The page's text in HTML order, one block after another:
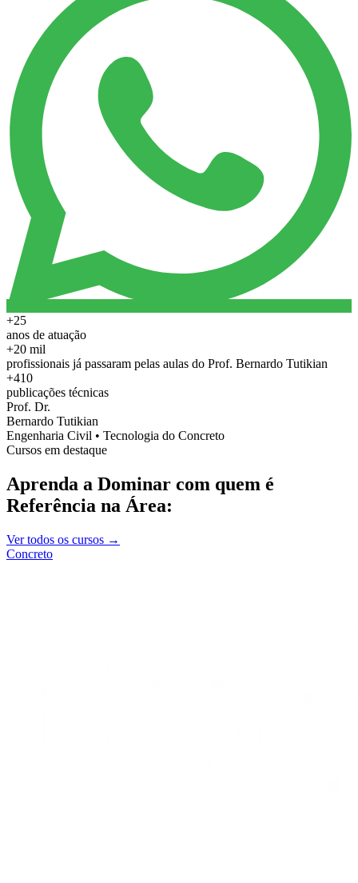
+25
anos de atuação
+20 mil
profissionais já passaram pelas aulas do Prof. Bernardo Tutikian
+410
publicações técnicas
Prof. Dr.
Bernardo Tutikian
Engenharia Civil • Tecnologia do Concreto
Cursos em destaque
Aprenda a Dominar com quem é
Referência na Área:
Ver todos os cursos →
Concreto